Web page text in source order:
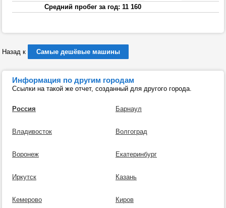
Средний пробег за год: 11 160
Назад к Самые дешёвые машины
Информация по другим городам
Ссылки на такой же отчет, созданный для другого города.
Россия Барнаул
Владивосток Волгоград
Воронеж Екатеринбург
Иркутск Казань
Кемерово Киров